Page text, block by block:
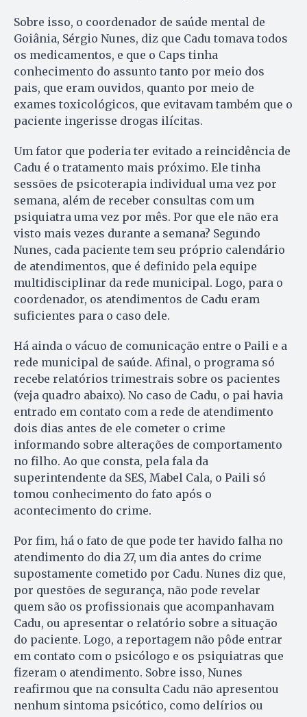
Sobre isso, o coordenador de saúde mental de
Goiânia, Sérgio Nunes, diz que Cadu tomava todos
os medicamentos, e que o Caps tinha
conhecimento do assunto tanto por meio dos
pais, que eram ouvidos, quanto por meio de
exames toxicológicos, que evitavam também que o
paciente ingerisse drogas ilícitas.
Um fator que poderia ter evitado a reincidência de
Cadu é o tratamento mais próximo. Ele tinha
sessões de psicoterapia individual uma vez por
semana, além de receber consultas com um
psiquiatra uma vez por mês. Por que ele não era
visto mais vezes durante a semana? Segundo
Nunes, cada paciente tem seu próprio calendário
de atendimentos, que é definido pela equipe
multidisciplinar da rede municipal. Logo, para o
coordenador, os atendimentos de Cadu eram
suficientes para o caso dele.
Há ainda o vácuo de comunicação entre o Paili e a
rede municipal de saúde. Afinal, o programa só
recebe relatórios trimestrais sobre os pacientes
(veja quadro abaixo). No caso de Cadu, o pai havia
entrado em contato com a rede de atendimento
dois dias antes de ele cometer o crime
informando sobre alterações de comportamento
no filho. Ao que consta, pela fala da
superintendente da SES, Mabel Cala, o Paili só
tomou conhecimento do fato após o
acontecimento do crime.
Por fim, há o fato de que pode ter havido falha no
atendimento do dia 27, um dia antes do crime
supostamente cometido por Cadu. Nunes diz que,
por questões de segurança, não pode revelar
quem são os profissionais que acompanhavam
Cadu, ou apresentar o relatório sobre a situação
do paciente. Logo, a reportagem não pôde entrar
em contato com o psicólogo e os psiquiatras que
fizeram o atendimento. Sobre isso, Nunes
reafirmou que na consulta Cadu não apresentou
nenhum sintoma psicótico, como delírios ou